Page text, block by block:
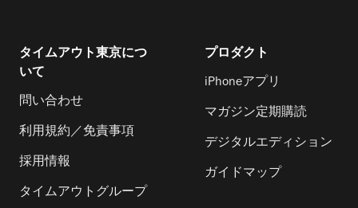
タイムアウト東京につ
いて
問い合わせ
利用規約／免責事項
採用情報
タイムアウトグループ
プロダクト
iPhoneアプリ
マガジン定期購読
デジタルエディション
ガイドマップ